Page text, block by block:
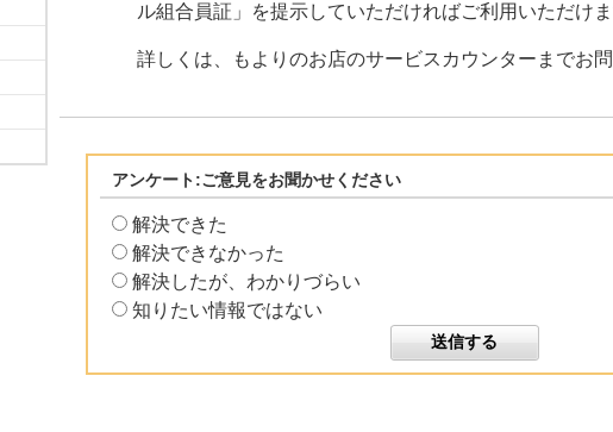
ル組合員証」を提示していただければご利用いただけま
詳しくは、もよりのお店のサービスカウンターまでお問
アンケート:ご意見をお聞かせください
解決できた
解決できなかった
解決したが、わかりづらい
知りたい情報ではない